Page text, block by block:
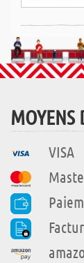
MOYENS
VISA